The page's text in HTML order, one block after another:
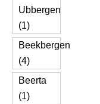
Ubbergen
(1)
Beekbergen
(4)
Beerta
(1)